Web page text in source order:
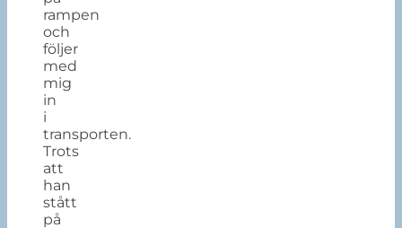
rampen
och
följer
med
mig
in
i
transporten.
Trots
att
han
stått
på